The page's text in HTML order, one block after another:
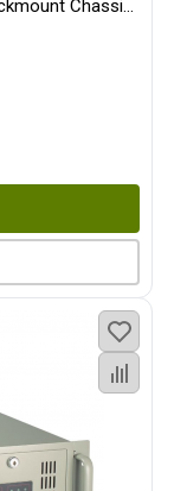
Chassis
I Advantech